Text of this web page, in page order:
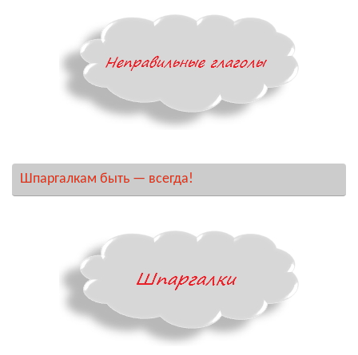
Шпаргалкам быть — всегда!